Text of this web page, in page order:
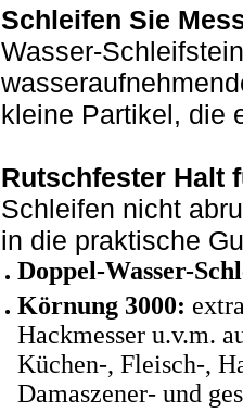
Schleifen Sie
Wasser-
kleine Partikel, die
Rutschfester Halt
Schleifen nicht
in die praktische
Doppel-Wasser-
Körnung 3000:
Hackmesser u.v.m.
Küchen-, Fleisch-,
Damaszener- und